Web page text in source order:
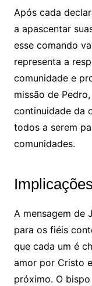
Após cada
a apascentar
esse comando
representa a
comunidade e
missão de
continuidade da
todos a serem
comunidades.
A mensagem de
para os fiéis
que cada um é
amor por Cristo
próximo. O